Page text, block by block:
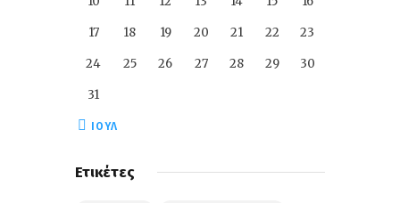
17 18 19 20 21 22 23
24 25 26 27 28 29 30
31
« ΙΟΎΛ
Ετικέτες